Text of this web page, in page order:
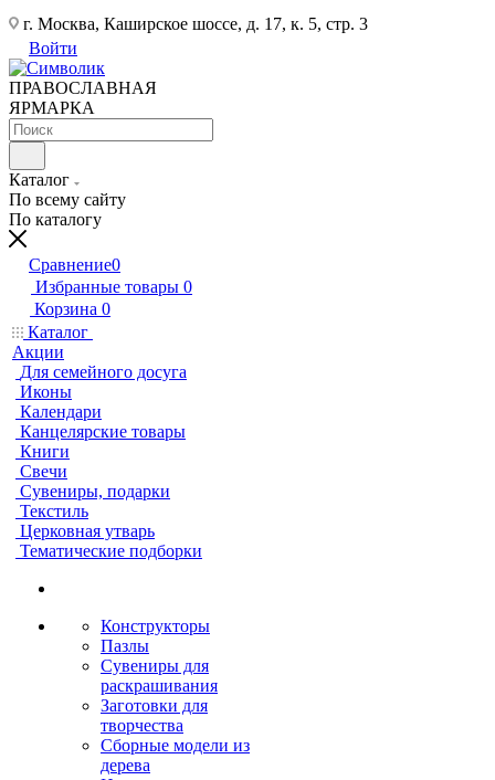
г. Москва, Каширское шоссе, д. 17, к. 5, стр. 3
Войти
ПРАВОСЛАВНАЯ
ЯРМАРКА
Каталог
По всему сайту
По каталогу
Сравнение0
Избранные товары 0
Корзина 0
Каталог
Акции
Для семейного досуга
Иконы
Календари
Канцелярские товары
Книги
Свечи
Сувениры, подарки
Текстиль
Церковная утварь
Тематические подборки
Конструкторы
Пазлы
Сувениры для
раскрашивания
Заготовки для
творчества
Сборные модели из
дерева